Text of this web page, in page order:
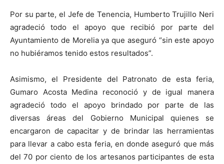
Por su parte, el Jefe de Tenencia, Humberto Trujillo Neri
agradeció todo el apoyo que recibió por parte del
Ayuntamiento de Morelia ya que aseguró “sin este apoyo
no hubiéramos tenido estos resultados”.
Asimismo, el Presidente del Patronato de esta feria,
Gumaro Acosta Medina reconoció y de igual manera
agradeció todo el apoyo brindado por parte de las
diversas áreas del Gobierno Municipal quienes se
encargaron de capacitar y de brindar las herramientas
para llevar a cabo esta feria, en donde aseguró que más
del 70 por ciento de los artesanos participantes de esta